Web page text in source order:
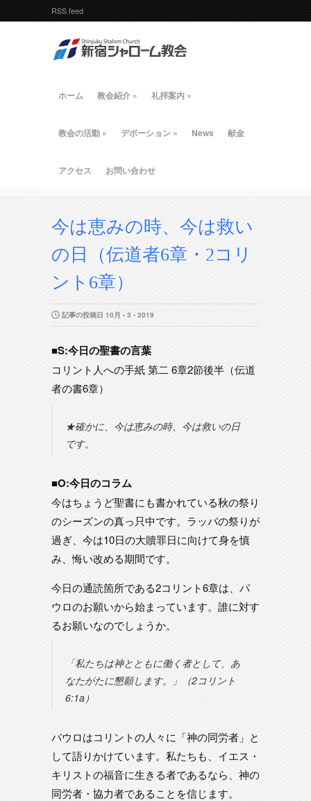
RSS feed
ホーム 教会紹介 » 礼拝案内 »
教会の活動 » デボーション » News 献金
アクセス お問い合わせ
今は恵みの時、今は救い
の日（伝道者6章・2コリ
ント6章）
記事の投稿日 10月 - 3 - 2019
■S:今日の聖書の言葉
コリント人への手紙 第二 6章2節後半（伝道
者の書6章）
★確かに、今は恵みの時、今は救いの日
です。
■O:今日のコラム
今はちょうど聖書にも書かれている秋の祭り
のシーズンの真っ只中です。ラッパの祭りが
過ぎ、今は10日の大贖罪日に向けて身を慎
み、悔い改める期間です。
今日の通読箇所である2コリント6章は、パ
ウロのお願いから始まっています。誰に対す
るお願いなのでしょうか。
「私たちは神とともに働く者として、あ
なたがたに懇願します。」（2コリント
6:1a）
パウロはコリントの人々に「神の同労者」と
して語りかけています。私たちも、イエス・
キリストの福音に生きる者であるなら、神の
同労者・協力者であることを信じます。